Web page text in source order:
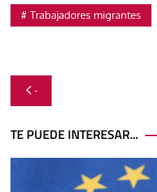
Trabajadores migrantes
Navegación
de
entradas
-
TE PUEDE INTERESAR...